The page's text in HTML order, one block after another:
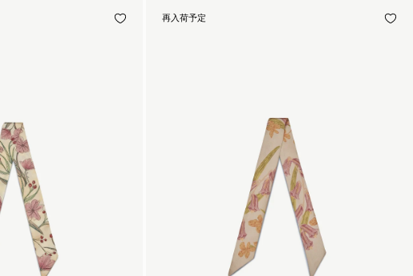
再入荷予定